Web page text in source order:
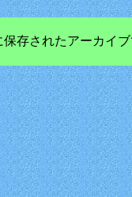
保存されたアーカイ